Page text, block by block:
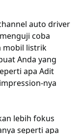
auto driver
coba
mobil listrik
Anda yang
apa Adit
nya
lebih fokus
seperti apa